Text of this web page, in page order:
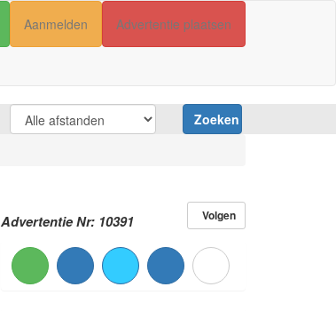
Aanmelden Advertentie plaatsen
Zoeken
Advertentie Nr: 10391 Volgen